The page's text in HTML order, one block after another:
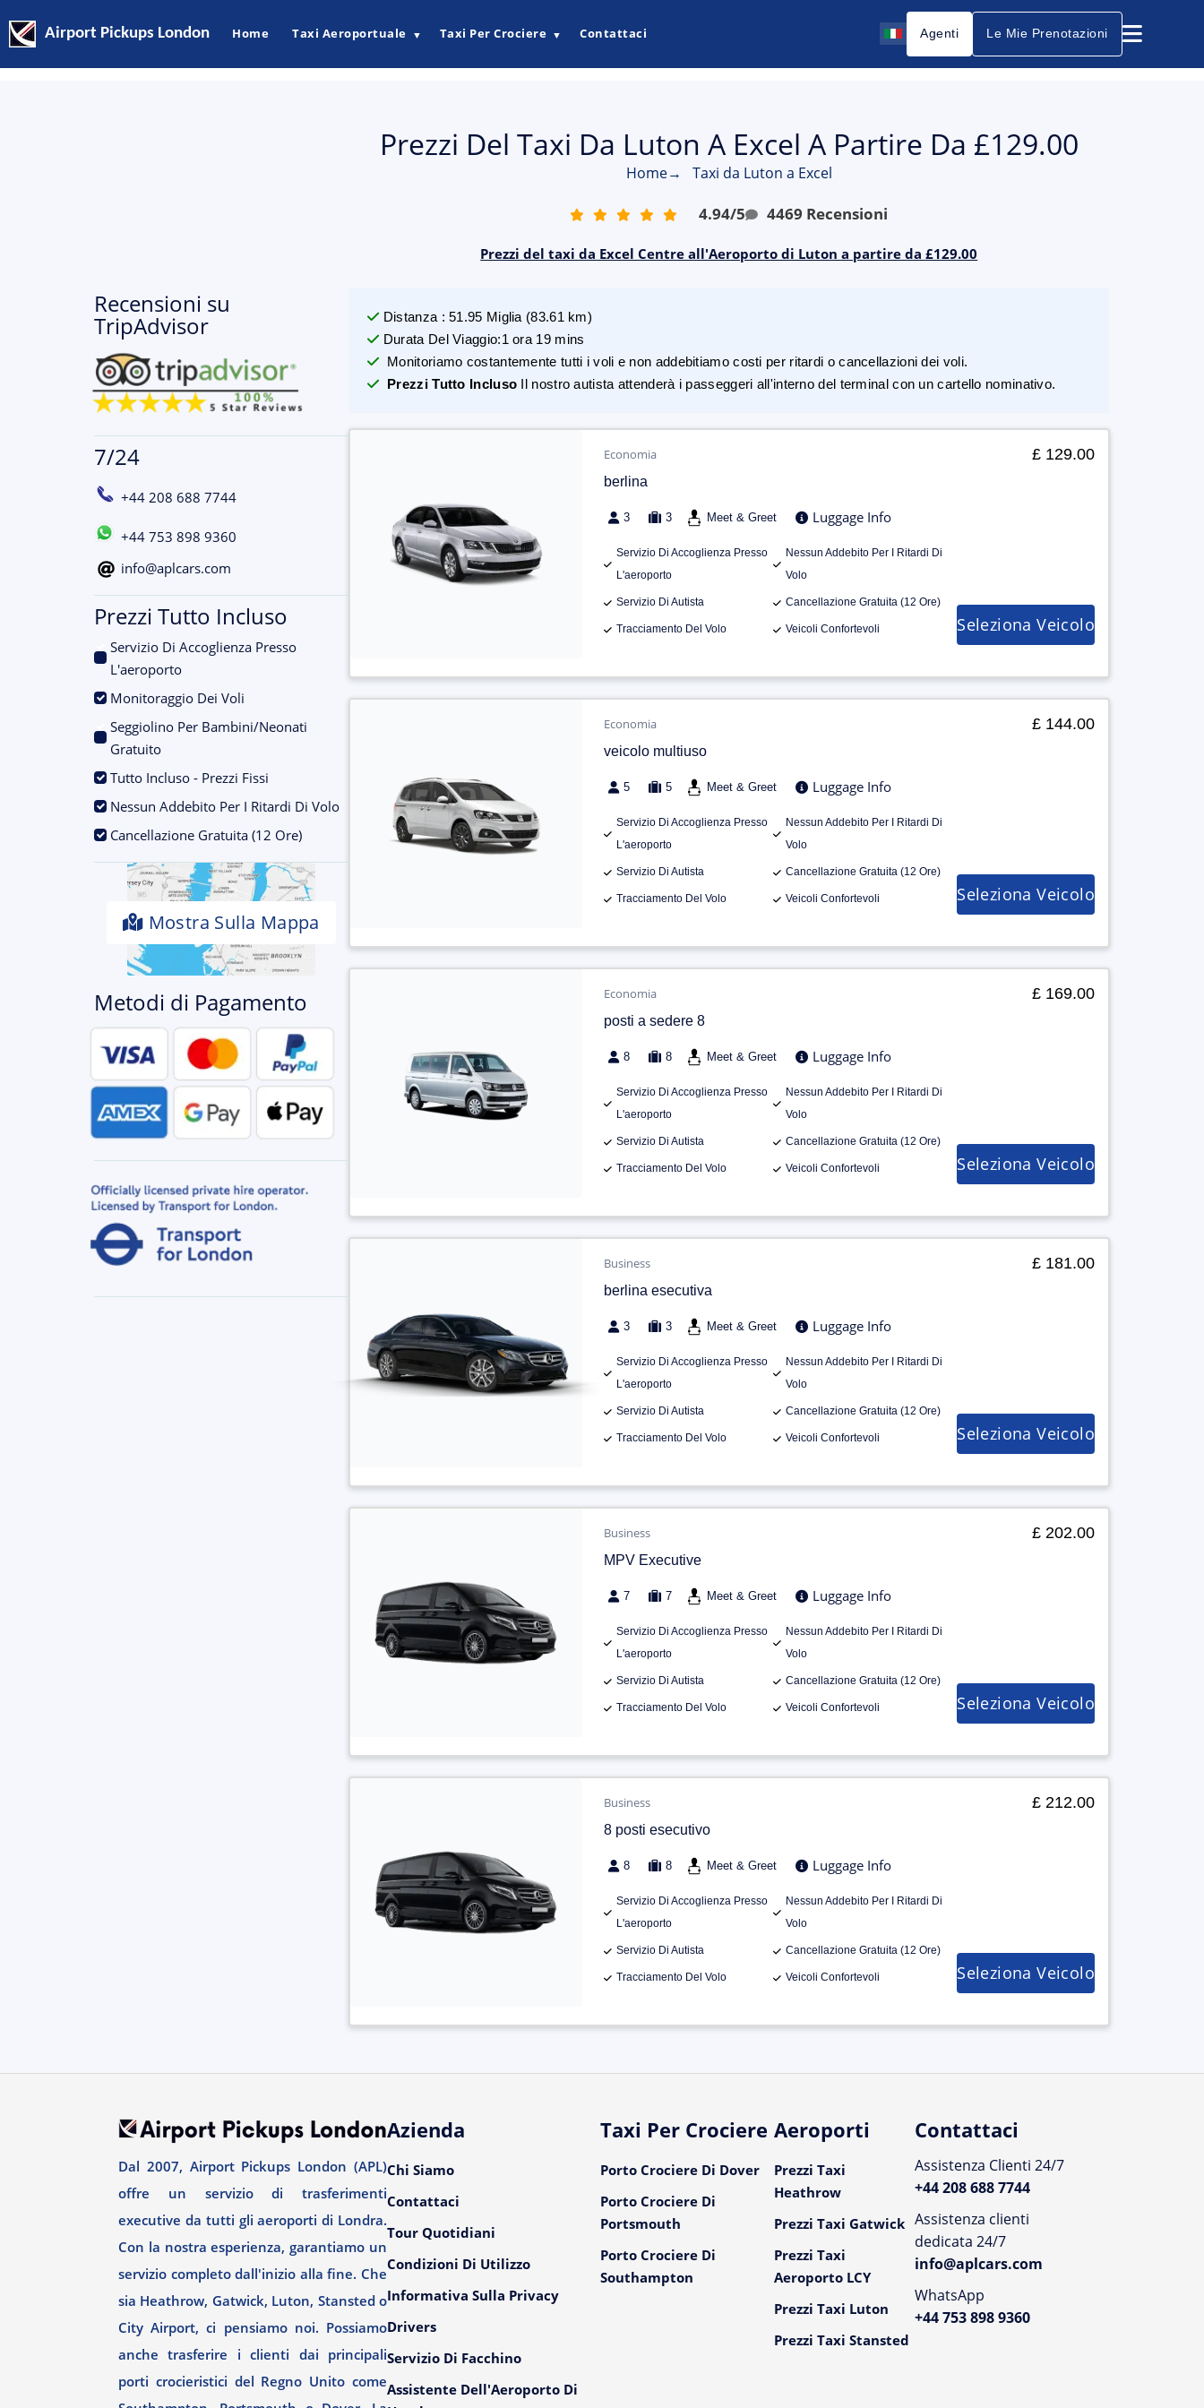
Airport Pickups London Home Taxi Aeroportuale ▼ Taxi Per Crociere ▼ Contattaci Agenti Le Mie Prenotazioni
Recensioni su
TripAdvisor
7/24
+44 208 688 7744
+44 753 898 9360
info@aplcars.com
Prezzi Tutto Incluso
Servizio Di Accoglienza Presso
L'aeroporto
Monitoraggio Dei Voli
Seggiolino Per Bambini/Neonati
Gratuito
Tutto Incluso - Prezzi Fissi
Nessun Addebito Per I Ritardi Di Volo
Cancellazione Gratuita (12 Ore)
Mostra Sulla Mappa
Metodi di Pagamento
Prezzi Del Taxi Da Luton A Excel A Partire Da £129.00
Home→ Taxi da Luton a Excel
4.94/5 4469 Recensioni
Prezzi del taxi da Excel Centre all'Aeroporto di Luton a partire da £129.00
Distanza :51.95 Miglia (83.61 km)
Durata Del Viaggio:1 ora 19 mins
Monitoriamo costantemente tutti i voli e non addebitiamo costi per ritardi o cancellazioni dei voli.
Prezzi Tutto Incluso Il nostro autista attenderà i passeggeri all'interno del terminal con un cartello nominativo.
Economia
berlina
3 3 Meet & Greet Luggage Info
Servizio Di Accoglienza Presso
L'aeroporto
Nessun Addebito Per I Ritardi Di
Volo
Servizio Di Autista Cancellazione Gratuita (12 Ore)
Tracciamento Del Volo Veicoli Confortevoli
£ 129.00
Seleziona Veicolo
Economia
veicolo multiuso
5 5 Meet & Greet Luggage Info
Servizio Di Accoglienza Presso
L'aeroporto
Nessun Addebito Per I Ritardi Di
Volo
Servizio Di Autista Cancellazione Gratuita (12 Ore)
Tracciamento Del Volo Veicoli Confortevoli
£ 144.00
Seleziona Veicolo
Economia
posti a sedere 8
8 8 Meet & Greet Luggage Info
Servizio Di Accoglienza Presso
L'aeroporto
Nessun Addebito Per I Ritardi Di
Volo
Servizio Di Autista Cancellazione Gratuita (12 Ore)
Tracciamento Del Volo Veicoli Confortevoli
£ 169.00
Seleziona Veicolo
Business
berlina esecutiva
3 3 Meet & Greet Luggage Info
Servizio Di Accoglienza Presso
L'aeroporto
Nessun Addebito Per I Ritardi Di
Volo
Servizio Di Autista Cancellazione Gratuita (12 Ore)
Tracciamento Del Volo Veicoli Confortevoli
£ 181.00
Seleziona Veicolo
Business
MPV Executive
7 7 Meet & Greet Luggage Info
Servizio Di Accoglienza Presso
L'aeroporto
Nessun Addebito Per I Ritardi Di
Volo
Servizio Di Autista Cancellazione Gratuita (12 Ore)
Tracciamento Del Volo Veicoli Confortevoli
£ 202.00
Seleziona Veicolo
Business
8 posti esecutivo
8 8 Meet & Greet Luggage Info
Servizio Di Accoglienza Presso
L'aeroporto
Nessun Addebito Per I Ritardi Di
Volo
Servizio Di Autista Cancellazione Gratuita (12 Ore)
Tracciamento Del Volo Veicoli Confortevoli
£ 212.00
Seleziona Veicolo
Dal 2007, Airport Pickups London (APL)
offre un servizio di trasferimenti
executive da tutti gli aeroporti di Londra.
Con la nostra esperienza, garantiamo un
servizio completo dall'inizio alla fine. Che
sia Heathrow, Gatwick, Luton, Stansted o
City Airport, ci pensiamo noi. Possiamo
anche trasferire i clienti dai principali
porti crocieristici del Regno Unito come
Azienda
Chi Siamo
Contattaci
Tour Quotidiani
Condizioni Di Utilizzo
Informativa Sulla Privacy
Drivers
Servizio Di Facchino
Assistente Dell'Aeroporto Di
Taxi Per Crociere
Porto Crociere Di Dover
Porto Crociere Di
Portsmouth
Porto Crociere Di
Southampton
Aeroporti
Prezzi Taxi
Heathrow
Prezzi Taxi Gatwick
Prezzi Taxi
Aeroporto LCY
Prezzi Taxi Luton
Prezzi Taxi Stansted
Contattaci
Assistenza Clienti 24/7
+44 208 688 7744
Assistenza clienti
dedicata 24/7
info@aplcars.com
WhatsApp
+44 753 898 9360